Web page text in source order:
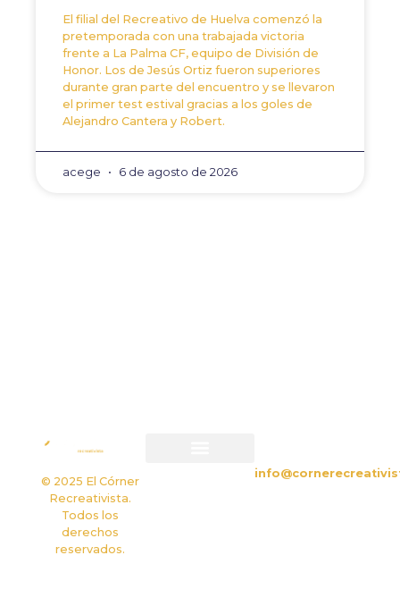
El filial del Recreativo de Huelva comenzó la
pretemporada con una trabajada victoria
frente a La Palma CF, equipo de División de
Honor. Los de Jesús Ortiz fueron superiores
durante gran parte del encuentro y se llevaron
el primer test estival gracias a los goles de
Alejandro Cantera y Robert.
acege 6 de agosto de 2026
© 2025 El Córner
Recreativista.
Todos los
derechos
reservados.